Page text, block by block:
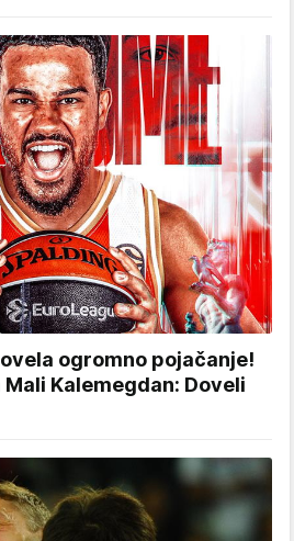
ogromno pojačanje!
Kalemegdan: Doveli